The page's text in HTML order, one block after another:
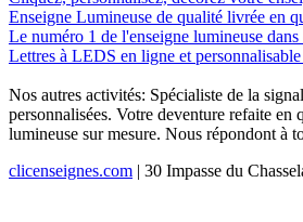
Enseigne Lumineuse de qualité livrée en
Le numéro 1 de l'enseigne lumineuse
Lettres à LEDS en ligne et
Nos autres activités: Spécialiste de la
personnalisées. Votre deventure refaite en
lumineuse sur mesure. Nous répondont à
clicenseignes.com | 30 Impasse du